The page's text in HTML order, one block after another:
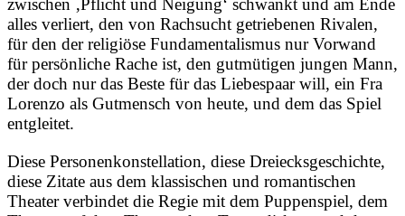
zwischen ‚Pflicht und Neigung‘ schwankt und am Ende
alles verliert, den von Rachsucht getriebenen Rivalen,
für den der religiöse Fundamentalismus nur Vorwand
für persönliche Rache ist, den gutmütigen jungen Mann,
der doch nur das Beste für das Liebespaar will, ein Fra
Lorenzo als Gutmensch von heute, und dem das Spiel
entgleitet.
Diese Personenkonstellation, diese Dreiecksgeschichte,
diese Zitate aus dem klassischen und romantischen
Theater verbindet die Regie mit dem Puppenspiel, dem